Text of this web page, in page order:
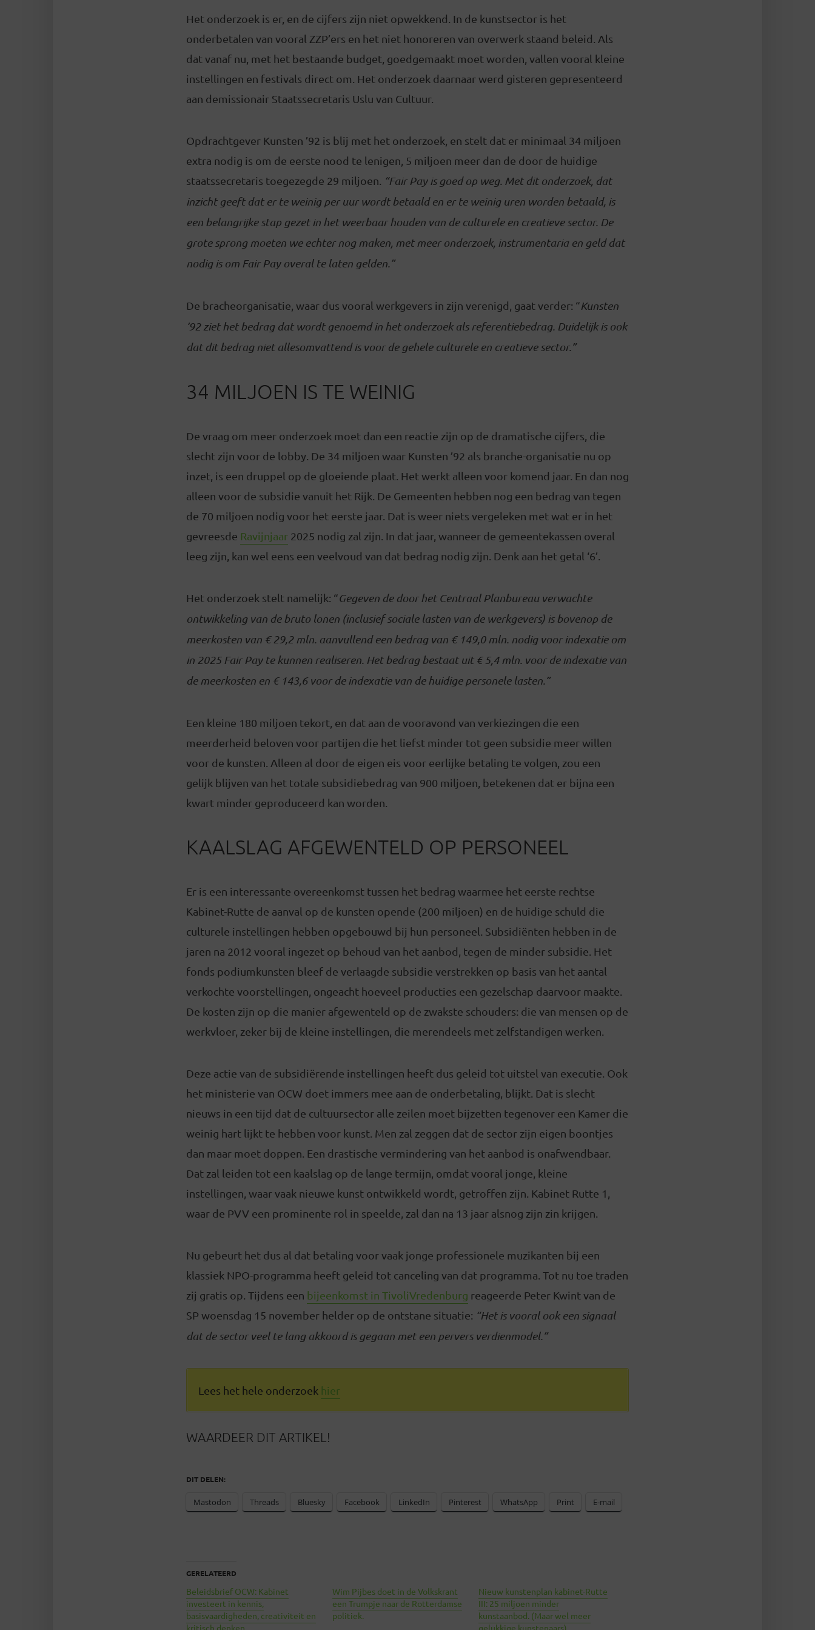
Het onderzoek is er, en de cijfers zijn niet opwekkend. In de kunstsector is het
onderbetalen van vooral ZZP’ers en het niet honoreren van overwerk staand beleid. Als
dat vanaf nu, met het bestaande budget, goedgemaakt moet worden, vallen vooral kleine
instellingen en festivals direct om. Het onderzoek daarnaar werd gisteren gepresenteerd
aan demissionair Staatssecretaris Uslu van Cultuur.
Opdrachtgever Kunsten ’92 is blij met het onderzoek, en stelt dat er minimaal 34 miljoen
extra nodig is om de eerste nood te lenigen, 5 miljoen meer dan de door de huidige
staatssecretaris toegezegde 29 miljoen. “Fair Pay is goed op weg. Met dit onderzoek, dat
inzicht geeft dat er te weinig per uur wordt betaald en er te weinig uren worden betaald, is
een belangrijke stap gezet in het weerbaar houden van de culturele en creatieve sector. De
grote sprong moeten we echter nog maken, met meer onderzoek, instrumentaria en geld dat
nodig is om Fair Pay overal te laten gelden.”
De bracheorganisatie, waar dus vooral werkgevers in zijn verenigd, gaat verder: “Kunsten
’92 ziet het bedrag dat wordt genoemd in het onderzoek als referentiebedrag. Duidelijk is ook
dat dit bedrag niet allesomvattend is voor de gehele culturele en creatieve sector.”
34 MILJOEN IS TE WEINIG
De vraag om meer onderzoek moet dan een reactie zijn op de dramatische cijfers, die
slecht zijn voor de lobby. De 34 miljoen waar Kunsten ’92 als branche-organisatie nu op
inzet, is een druppel op de gloeiende plaat. Het werkt alleen voor komend jaar. En dan nog
alleen voor de subsidie vanuit het Rijk. De Gemeenten hebben nog een bedrag van tegen
de 70 miljoen nodig voor het eerste jaar. Dat is weer niets vergeleken met wat er in het
gevreesde Ravijnjaar 2025 nodig zal zijn. In dat jaar, wanneer de gemeentekassen overal
leeg zijn, kan wel eens een veelvoud van dat bedrag nodig zijn. Denk aan het getal ‘6’.
Het onderzoek stelt namelijk: “Gegeven de door het Centraal Planbureau verwachte
ontwikkeling van de bruto lonen (inclusief sociale lasten van de werkgevers) is bovenop de
meerkosten van € 29,2 mln. aanvullend een bedrag van € 149,0 mln. nodig voor indexatie om
in 2025 Fair Pay te kunnen realiseren. Het bedrag bestaat uit € 5,4 mln. voor de indexatie van
de meerkosten en € 143,6 voor de indexatie van de huidige personele lasten.”
Een kleine 180 miljoen tekort, en dat aan de vooravond van verkiezingen die een
meerderheid beloven voor partijen die het liefst minder tot geen subsidie meer willen
voor de kunsten. Alleen al door de eigen eis voor eerlijke betaling te volgen, zou een
gelijk blijven van het totale subsidiebedrag van 900 miljoen, betekenen dat er bijna een
kwart minder geproduceerd kan worden.
KAALSLAG AFGEWENTELD OP PERSONEEL
Er is een interessante overeenkomst tussen het bedrag waarmee het eerste rechtse
Kabinet-Rutte de aanval op de kunsten opende (200 miljoen) en de huidige schuld die
culturele instellingen hebben opgebouwd bij hun personeel. Subsidiënten hebben in de
jaren na 2012 vooral ingezet op behoud van het aanbod, tegen de minder subsidie. Het
fonds podiumkunsten bleef de verlaagde subsidie verstrekken op basis van het aantal
verkochte voorstellingen, ongeacht hoeveel producties een gezelschap daarvoor maakte.
De kosten zijn op die manier afgewenteld op de zwakste schouders: die van mensen op de
werkvloer, zeker bij de kleine instellingen, die merendeels met zelfstandigen werken.
Deze actie van de subsidiërende instellingen heeft dus geleid tot uitstel van executie. Ook
het ministerie van OCW doet immers mee aan de onderbetaling, blijkt. Dat is slecht
nieuws in een tijd dat de cultuursector alle zeilen moet bijzetten tegenover een Kamer die
weinig hart lijkt te hebben voor kunst. Men zal zeggen dat de sector zijn eigen boontjes
dan maar moet doppen. Een drastische vermindering van het aanbod is onafwendbaar.
Dat zal leiden tot een kaalslag op de lange termijn, omdat vooral jonge, kleine
instellingen, waar vaak nieuwe kunst ontwikkeld wordt, getroffen zijn. Kabinet Rutte 1,
waar de PVV een prominente rol in speelde, zal dan na 13 jaar alsnog zijn zin krijgen.
Nu gebeurt het dus al dat betaling voor vaak jonge professionele muzikanten bij een
klassiek NPO-programma heeft geleid tot canceling van dat programma. Tot nu toe traden
zij gratis op. Tijdens een bijeenkomst in TivoliVredenburg reageerde Peter Kwint van de
SP woensdag 15 november helder op de ontstane situatie: “Het is vooral ook een signaal
dat de sector veel te lang akkoord is gegaan met een pervers verdienmodel.”
Lees het hele onderzoek hier
WAARDEER DIT ARTIKEL!
DIT DELEN:
Mastodon Threads Bluesky Facebook LinkedIn Pinterest WhatsApp Print E-mail
GERELATEERD
Beleidsbrief OCW: Kabinet
investeert in kennis,
basisvaardigheden, creativiteit en
kritisch denken
Wim Pijbes doet in de Volkskrant
een Trumpje naar de Rotterdamse
politiek.
Nieuw kunstenplan kabinet-Rutte
III: 25 miljoen minder
kunstaanbod. (Maar wel meer
gelukkige kunstenaars)